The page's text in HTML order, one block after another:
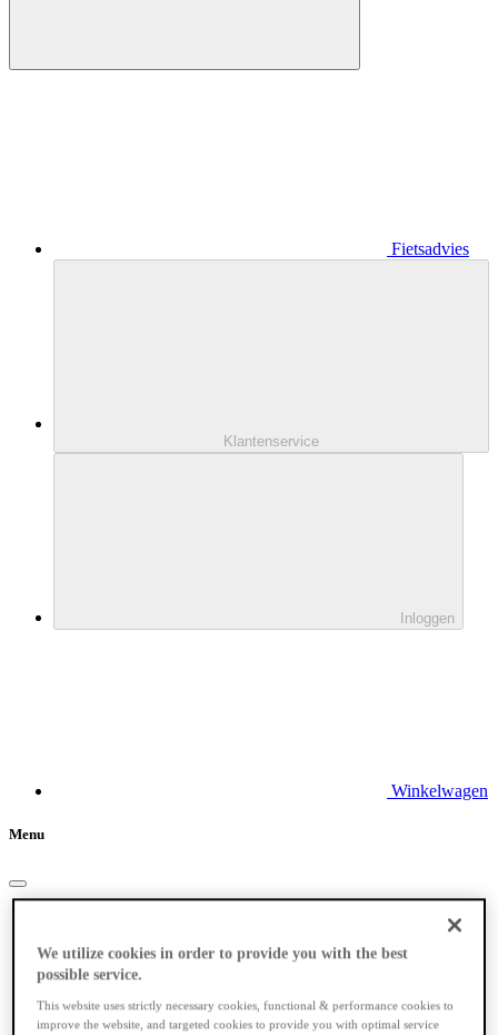
Fietsadvies
Klantenservice
Inloggen
Winkelwagen
Menu
We utilize cookies in order to provide you with the best
possible service.
This website uses strictly necessary cookies, functional & performance cookies to
improve the website, and targeted cookies to provide you with optimal service